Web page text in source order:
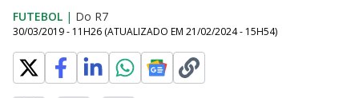
FUTEBOL | Do R7
30/03/2019 - 11H26 (ATUALIZADO EM 21/02/2024 - 15H54)